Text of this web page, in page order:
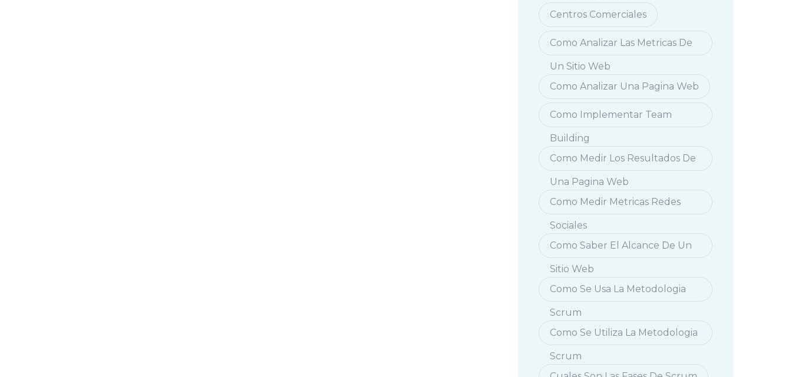
Centros Comerciales
Como Analizar Las Metricas De
Un Sitio Web
Como Analizar Una Pagina Web
Como Implementar Team
Building
Como Medir Los Resultados De
Una Pagina Web
Como Medir Metricas Redes
Sociales
Como Saber El Alcance De Un
Sitio Web
Como Se Usa La Metodologia
Scrum
Como Se Utiliza La Metodologia
Scrum